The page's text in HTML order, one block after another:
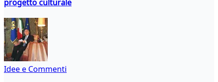
progetto culturale
Idee e Commenti